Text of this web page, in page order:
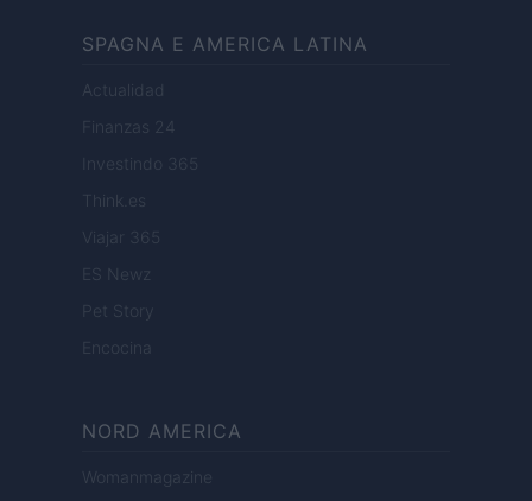
SPAGNA E AMERICA LATINA
Actualidad
Finanzas 24
Investindo 365
Think.es
Viajar 365
ES Newz
Pet Story
Encocina
NORD AMERICA
Womanmagazine